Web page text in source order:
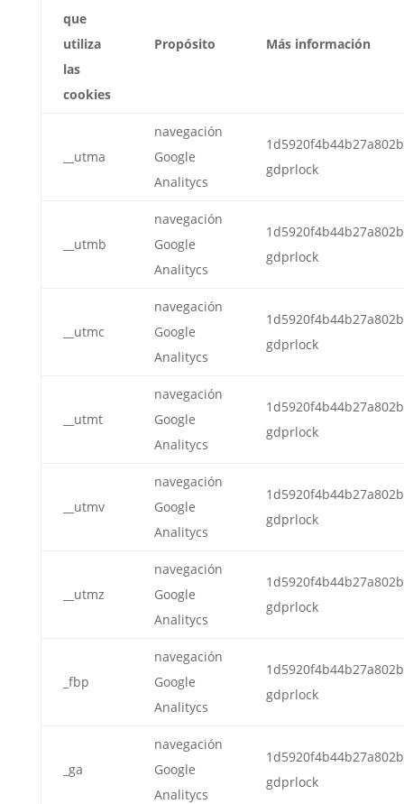
que
utiliza
las
cookies
Propósito Más información
__utma
navegación
Google
Analitycs
gdprlock
__utmb
navegación
Google
Analitycs
gdprlock
__utmc
navegación
Google
Analitycs
gdprlock
__utmt
navegación
Google
Analitycs
gdprlock
__utmv
navegación
Google
Analitycs
gdprlock
__utmz
navegación
Google
Analitycs
gdprlock
_fbp
navegación
Google
Analitycs
gdprlock
_ga
navegación
Google
Analitycs
gdprlock